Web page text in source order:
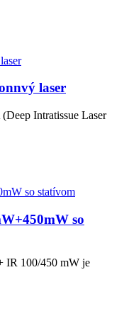
laser
Intratissue Laser
so
IR 100/450 mW je